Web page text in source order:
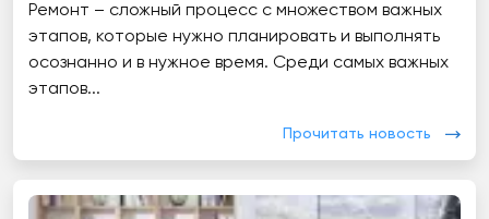
Ремонт – сложный процесс с множеством важных
этапов, которые нужно планировать и выполнять
осознанно и в нужное время. Среди самых важных
этапов...
Прочитать новость